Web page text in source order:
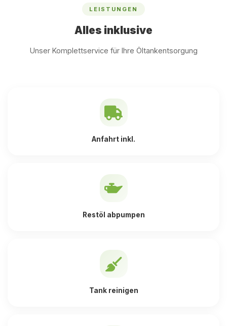
LEISTUNGEN
Alles inklusive
Unser Komplettservice für Ihre Öltankentsorgung
Anfahrt inkl.
Restöl abpumpen
Tank reinigen